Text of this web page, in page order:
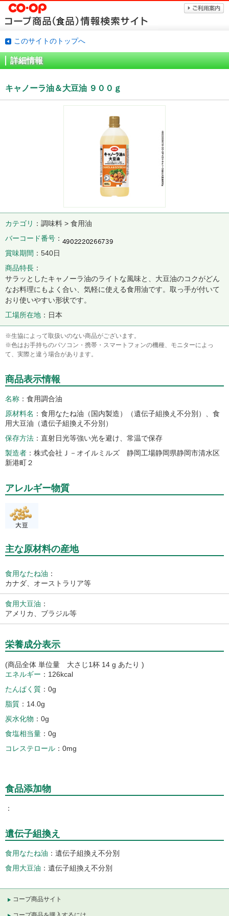
このサイトのトップへ
詳細情報
キャノーラ油＆大豆油 ９００ｇ
カテゴリ
調味料 > 食用油
バーコード番号
賞味期間
540日
商品特長
サラッとしたキャノーラ油のライトな風味と、大豆油のコクがどん
なお料理にもよく合い、気軽に使える食用油です。取っ手が付いて
おり使いやすい形状です。
工場所在地
日本
※生協によって取扱いのない商品がございます。
※色はお手持ちのパソコン・携帯・スマートフォンの機種、モニターによっ
て、実際と違う場合があります。
商品表示情報
名称
食用調合油
原材料名
食用なたね油（国内製造）（遺伝子組換え不分別）、食
用大豆油（遺伝子組換え不分別）
保存方法
直射日光等強い光を避け、常温で保存
製造者
株式会社Ｊ－オイルミルズ 静岡工場静岡県静岡市清水区
新港町２
アレルギー物質
主な原材料の産地
食用なたね油 ：
カナダ、オーストラリア等
食用大豆油 ：
アメリカ、ブラジル等
栄養成分表示
(商品全体 単位量 大さじ1杯 14 g あたり )
エネルギー
126kcal
たんぱく質
0g
脂質
14.0g
炭水化物
0g
食塩相当量
0g
コレステロール
0mg
食品添加物
遺伝子組換え
食用なたね油
遺伝子組換え不分別
食用大豆油
遺伝子組換え不分別
コープ商品サイト